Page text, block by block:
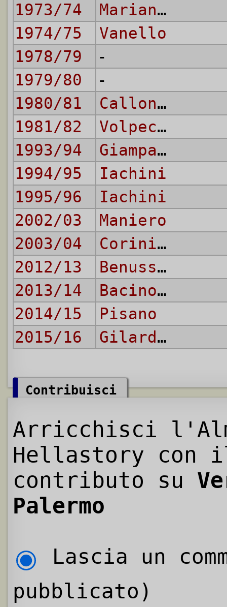
1973/74
Mariani
1974/75
Vanello
1978/79
-
1979/80
-
1980/81
Calloni
1981/82
Volpecina
1993/94
Giampaolo (II)
1994/95
Iachini
1995/96
Iachini
2002/03
Maniero
2003/04
Corini
,
2012/13
Benussi
2013/14
Bacinovic
2014/15
Pisano
2015/16
Gilardino
Contribuisci
Arricchisci
Hellastory con
contributo su
Palermo
Lascia un
pubblicato)